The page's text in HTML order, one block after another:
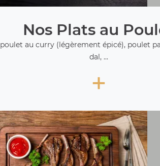
Nos Plats au
poulet au curry (légèrement épicé), poulet
dal, ...
+